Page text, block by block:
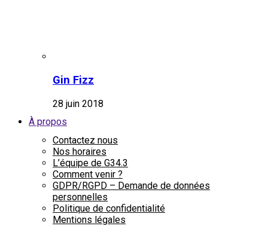
Gin Fizz
28 juin 2018
À propos
Contactez nous
Nos horaires
L’équipe de G34.3
Comment venir ?
GDPR/RGPD – Demande de données
personnelles
Politique de confidentialité
Mentions légales